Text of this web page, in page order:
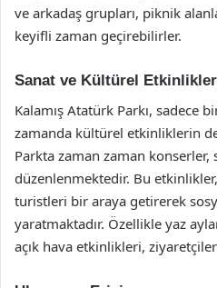
ve arkadaş grupları, piknik
keyifli zaman geçirebilirler.
Sanat ve Kültürel Etkinlikler
Kalamış Atatürk Parkı, sadece
zamanda kültürel etkinliklerin
Parkta zaman zaman
düzenlenmektedir. Bu
turistleri bir araya getirerek
yaratmaktadır. Özellikle yaz
açık hava etkinlikleri,